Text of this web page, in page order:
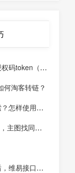
码token（un
何淘客转链？
怎样使用数
主图找同
维易接口跟